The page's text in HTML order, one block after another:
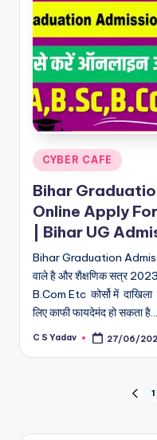
Posted
CYBER CAFE
Bihar
Online Apply
| Bihar UG
Bihar Graduation
वाले है और शैक्षणिक सत्र
B.Com Etc कोर्सो में
लिए काफी फायदेमंद हो सकता है…
Posted
C S Yadav 27/06/
pagination
1